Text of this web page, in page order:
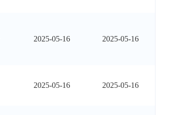
2025-05-16 2025-05-16
2025-05-16 2025-05-16